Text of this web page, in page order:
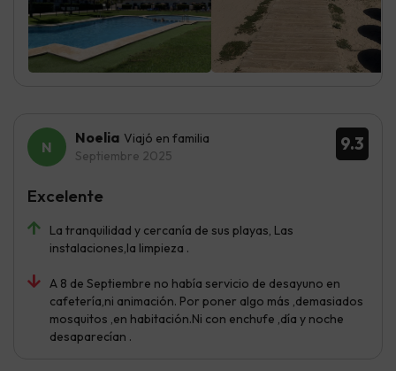
9.3
Noelia Viajó en familia
Septiembre 2025
La tranquilidad y cercanía de sus playas, Las
instalaciones,la limpieza .
A 8 de Septiembre no había servicio de desayuno en
cafetería,ni animación. Por poner algo más ,demasiados
mosquitos ,en habitación.Ni con enchufe ,día y noche
desaparecían .
Excelente